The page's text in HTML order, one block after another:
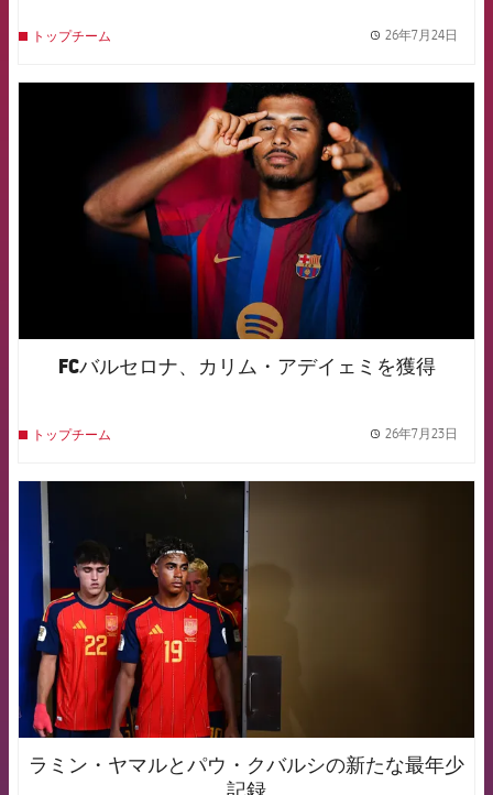
トップチーム 26年7月24日
FCB Barcelona badge
FCバルセロナ、カリム・アデイェミを獲得
トップチーム 26年7月23日
FCB Barcelona badge
ラミン・ヤマルとパウ・クバルシの新たな最年少
記録